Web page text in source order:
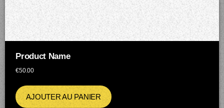
Product Name
€50.00
AJOUTER AU PANIER